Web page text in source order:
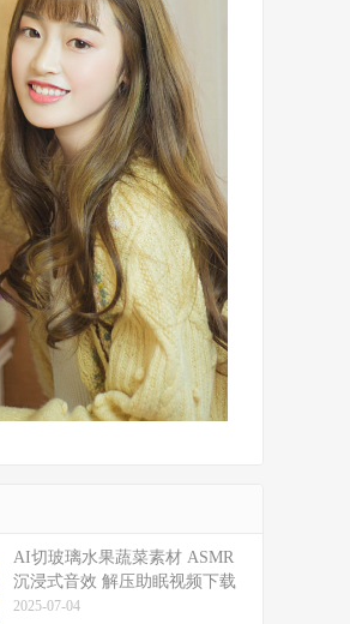
​​AI切玻璃水果蔬菜素材 ASMR
沉浸式音效 解压助眠视频下载
2025-07-04